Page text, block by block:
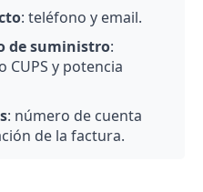
: teléfono y email.
de suministro:
CUPS y potencia
: número de cuenta
de la factura.